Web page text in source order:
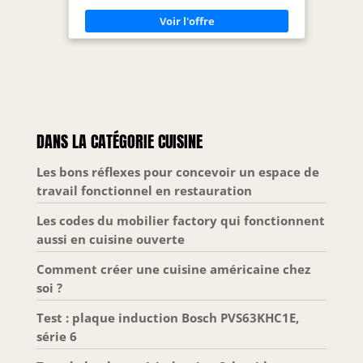
galvanique pour
une grande
résistance et un
et assurent une
PB 15 mm - Plan de travail de 2.5 cm d'épaisseur 2
éléments bas de 48 cm de profondeur + 3
éléments hauts de 32 cm de profondeur + plan de
travail
DANS LA CATÉGORIE CUISINE
Les bons réflexes pour concevoir un espace de
travail fonctionnel en restauration
Les codes du mobilier factory qui fonctionnent
aussi en cuisine ouverte
Comment créer une cuisine américaine chez
soi ?
Test : plaque induction Bosch PVS63KHC1E,
série 6